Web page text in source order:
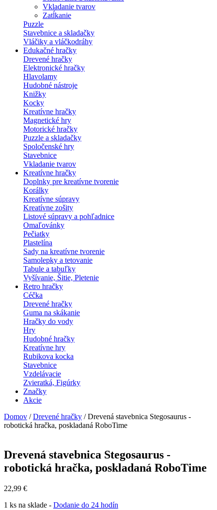
Vkladanie tvarov
Zatĺkanie
Puzzle
Stavebnice a skladačky
Vláčiky a vláčkodráhy
Edukačné hračky
Drevené hračky
Elektronické hračky
Hlavolamy
Hudobné nástroje
Knižky
Kocky
Kreatívne hračky
Magnetické hry
Motorické hračky
Puzzle a skladačky
Spoločenské hry
Stavebnice
Vkladanie tvarov
Kreatívne hračky
Doplnky pre kreatívne tvorenie
Korálky
Kreatívne súpravy
Kreatívne zošity
Listové súpravy a pohľadnice
Omaľovánky
Pečiatky
Plastelína
Sady na kreatívne tvorenie
Samolepky a tetovanie
Tabule a tabuľky
Vyšívanie, Šitie, Pletenie
Retro hračky
Céčka
Drevené hračky
Guma na skákanie
Hračky do vody
Hry
Hudobné hračky
Kreatívne hry
Rubikova kocka
Stavebnice
Vzdelávacie
Zvieratká, Figúrky
Značky
Akcie
Domov /Drevené hračky / Drevená stavebnica Stegosaurus -
robotická hračka, poskladaná RoboTime
Drevená stavebnica Stegosaurus -
robotická hračka, poskladaná RoboTime
22,99 €
1 ks na sklade - Dodanie do 24 hodín